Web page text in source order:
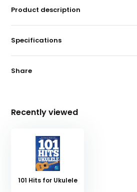
Product description
Specifications
Share
Recently viewed
101 Hits for Ukulele